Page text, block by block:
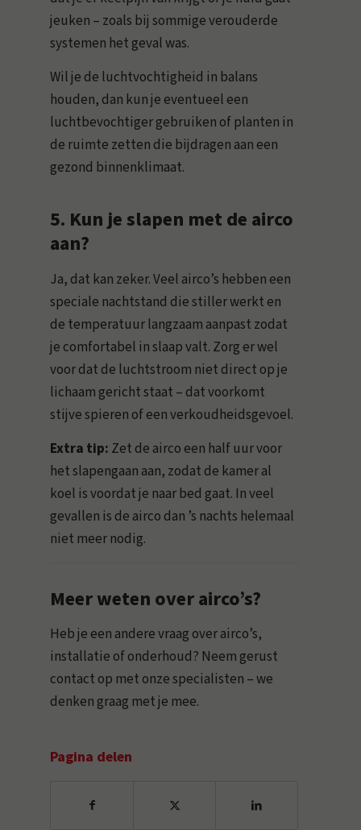
jeuken – zoals bij sommige verouderde
systemen het geval was.
Wil je de luchtvochtigheid in balans
houden, dan kun je eventueel een
luchtbevochtiger gebruiken of planten in
de ruimte zetten die bijdragen aan een
gezond binnenklimaat.
5. Kun je slapen met de airco
aan?
Ja, dat kan zeker. Veel airco’s hebben een
speciale nachtstand die stiller werkt en
de temperatuur langzaam aanpast zodat
je comfortabel in slaap valt. Zorg er wel
voor dat de luchtstroom niet direct op je
lichaam gericht staat – dat voorkomt
stijve spieren of een verkoudheidsgevoel.
Extra tip: Zet de airco een half uur voor
het slapengaan aan, zodat de kamer al
koel is voordat je naar bed gaat. In veel
gevallen is de airco dan ’s nachts helemaal
niet meer nodig.
Meer weten over airco’s?
Heb je een andere vraag over airco’s,
installatie of onderhoud? Neem gerust
contact op met onze specialisten – we
denken graag met je mee.
Pagina delen